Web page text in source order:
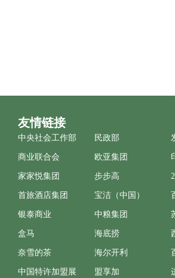
友情链接
中央社会工作部 民政部
商业联合会 欧亚集团
家家悦集团 步步高
首旅酒店集团 宝洁（中国）
银泰商业 中粮集团
盒马 海底捞
奈雪的茶 海尔开利
中国特许加盟展 盟享加